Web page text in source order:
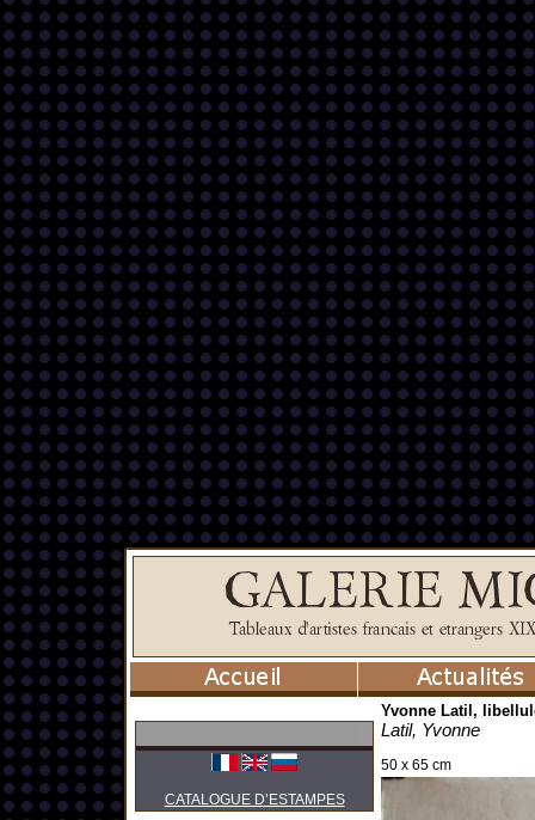
CATALOGUE D’ESTAMPES
Yvonne Latil,
Latil, Yvonne
50 x 65 cm